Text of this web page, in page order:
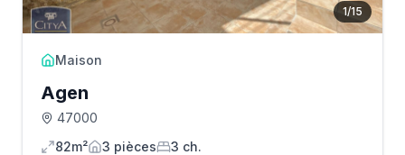
1/15
Maison
Agen
47000
82m²
3 pièces 3 ch.